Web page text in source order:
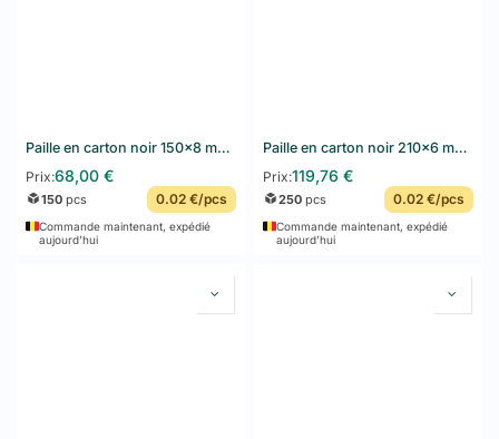
Paille en carton noir 150×8 mm – Carton de 20×150pcs (3000 pcs)
Prix:68,00 €
150 pcs 0.02 €/pcs
Commande maintenant, expédié
aujourd’hui
Paille en carton noir 210x6 mm 24x250pcs (6000 pcs)
Prix:119,76 €
250 pcs 0.02 €/pcs
Commande maintenant, expédié
aujourd’hui